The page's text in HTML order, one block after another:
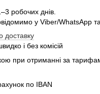
робочих днів.
у Viber/WhatsApp
доставку
і без комісій
при отриманні за
по IBAN